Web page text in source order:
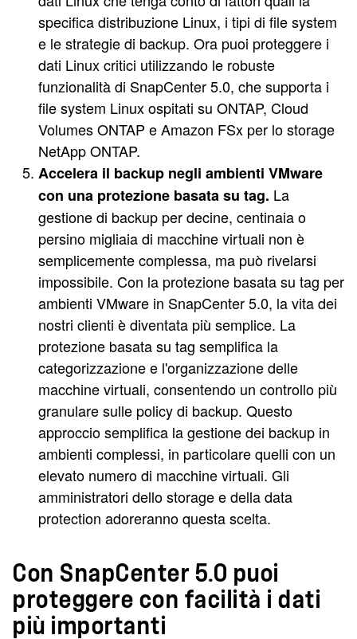
specifica distribuzione Linux, i tipi di file system
e le strategie di backup. Ora puoi proteggere i
dati Linux critici utilizzando le robuste
funzionalità di SnapCenter 5.0, che supporta i
file system Linux ospitati su ONTAP, Cloud
Volumes ONTAP e Amazon FSx per lo storage
NetApp ONTAP.
Accelera il backup negli ambienti VMware
con una protezione basata su tag. La
gestione di backup per decine, centinaia o
persino migliaia di macchine virtuali non è
semplicemente complessa, ma può rivelarsi
impossibile. Con la protezione basata su tag per
ambienti VMware in SnapCenter 5.0, la vita dei
nostri clienti è diventata più semplice. La
protezione basata su tag semplifica la
categorizzazione e l'organizzazione delle
macchine virtuali, consentendo un controllo più
granulare sulle policy di backup. Questo
approccio semplifica la gestione dei backup in
ambienti complessi, in particolare quelli con un
elevato numero di macchine virtuali. Gli
amministratori dello storage e della data
protection adoreranno questa scelta.
Con SnapCenter 5.0 puoi
proteggere con facilità i dati
più importanti